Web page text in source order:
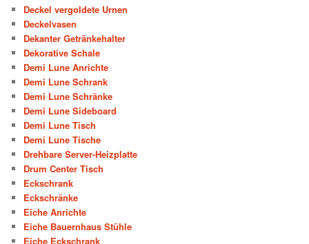
Deckel vergoldete Urnen
Deckelvasen
Dekanter Getränkehalter
Dekorative Schale
Demi Lune Anrichte
Demi Lune Schrank
Demi Lune Schränke
Demi Lune Sideboard
Demi Lune Tisch
Demi Lune Tische
Drehbare Server-Heizplatte
Drum Center Tisch
Eckschrank
Eckschränke
Eiche Anrichte
Eiche Bauernhaus Stühle
Eiche Eckschrank